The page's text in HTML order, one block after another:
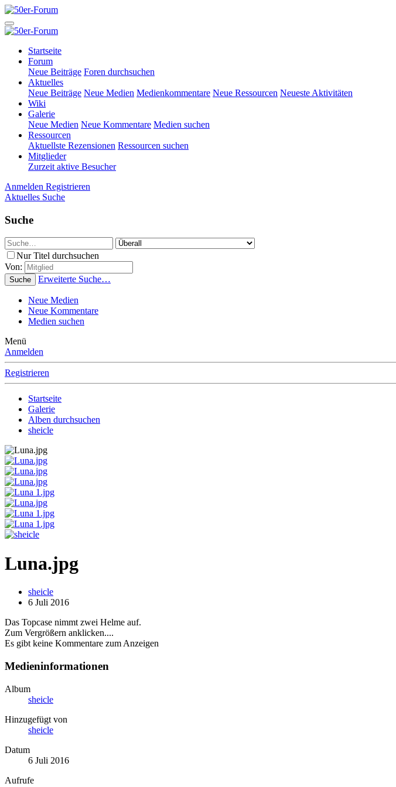
Startseite
Forum
Neue Beiträge Foren durchsuchen
Aktuelles
Neue Beiträge Neue Medien Medienkommentare Neue Ressourcen Neueste Aktivitäten
Wiki
Galerie
Neue Medien Neue Kommentare Medien suchen
Ressourcen
Aktuellste Rezensionen Ressourcen suchen
Mitglieder
Zurzeit aktive Besucher
Anmelden Registrieren
Aktuelles Suche
Suche
Nur Titel durchsuchen
Von:
Suche Erweiterte Suche…
Neue Medien
Neue Kommentare
Medien suchen
Menü
Anmelden
Registrieren
Startseite
Galerie
Alben durchsuchen
sheicle
Luna.jpg
sheicle
6 Juli 2016
Das Topcase nimmt zwei Helme auf.
Zum Vergrößern anklicken....
Es gibt keine Kommentare zum Anzeigen
Medieninformationen
Album
sheicle
Hinzugefügt von
sheicle
Datum
6 Juli 2016
Aufrufe